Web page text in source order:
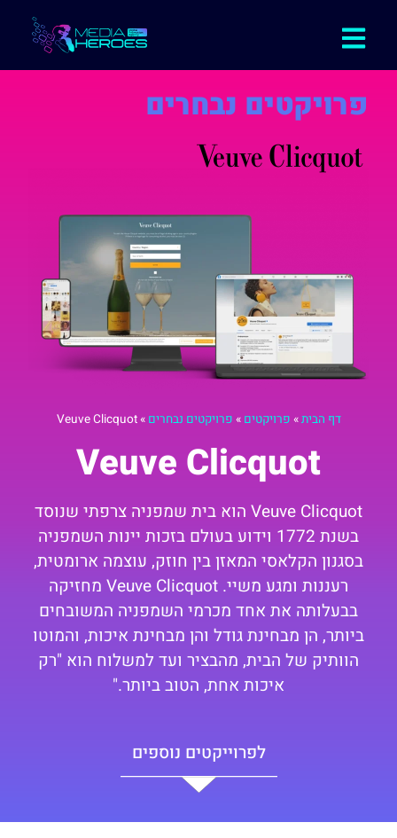
פרויקטים נבחרים
דף הבית» פרויקטים » פרויקטים נבחרים »
Veuve Clicquot
Veuve Clicquot
Veuve Clicquot הוא בית שמפניה צרפתי שנוסד
בשנת 1772 וידוע בעולם בזכות יינות השמפניה
בסגנון הקלאסי המאזן בין חוזק, עוצמה ארומטית,
רעננות ומגע משיי. Veuve Clicquot מחזיקה
בבעלותה את אחד מכרמי השמפניה המשובחים
ביותר, הן מבחינת גודל והן מבחינת איכות, והמוטו
הוותיק של הבית, מהבציר ועד למשלוח הוא "רק
איכות אחת, הטוב ביותר."
לפרוייקטים נוספים